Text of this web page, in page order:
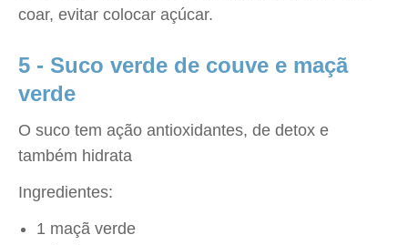
coar, evitar colocar açúcar.
5 - Suco verde de couve e maçã
verde
O suco tem ação antioxidantes, de detox e
também hidrata
Ingredientes:
1 maçã verde